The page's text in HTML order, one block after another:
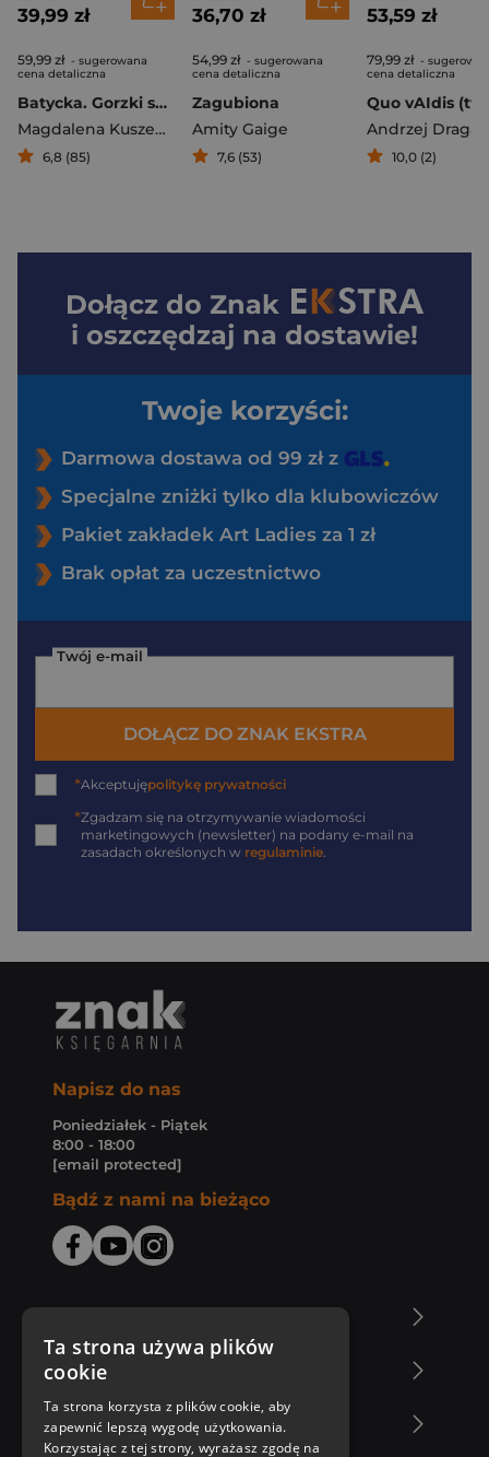
39,99 zł
59,99 zł - sugerowana
cena detaliczna
Batycka. Gorzki smak sukcesu
Magdalena Kuszewska
,Bożena Batycka
6,8 (85)
36,70 zł
54,99 zł - sugerowana
cena detaliczna
Zagubiona
Amity Gaige
7,6 (53)
53,59 zł
79,99 zł -
cena detaliczna
Andrzej Dragan
10,0 (2)
Dołącz do Znak
i oszczędzaj na dostawie!
Twoje korzyści:
Darmowa dostawa od 99 zł z
Specjalne zniżki tylko dla klubowiczów
Pakiet zakładek Art Ladies za 1 zł
Brak opłat za uczestnictwo
Twój e-mail
DOŁĄCZ DO ZNAK EKSTRA
*Akceptujępolitykę prywatności
*Zgadzam się na otrzymywanie wiadomości
marketingowych (newsletter) na podany e-mail na
zasadach określonych w regulaminie.
Napisz do nas
Poniedziałek - Piątek
8:00 - 18:00
[email protected]
Bądź z nami na bieżąco
Zakupy u nas
Nasza oferta
Ta strona używa plików
cookie
Ta strona korzysta z plików cookie, aby
zapewnić lepszą wygodę użytkowania.
Korzystając z tej strony, wyrażasz zgodę na